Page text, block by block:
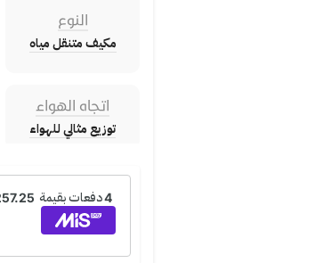
النوع
مكيف متنقل مياه
اتجاه الهواء
توزيع مثالي للهواء